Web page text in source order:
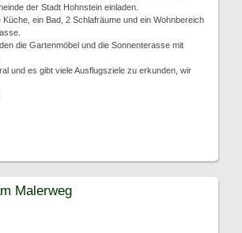
der Stadt Hohnstein einladen.
ein Bad, 2 Schlafräume und ein Wohnbereich
die Gartenmöbel und die Sonnenterasse mit
und es gibt viele Ausflugsziele zu erkunden, wir
Malerweg